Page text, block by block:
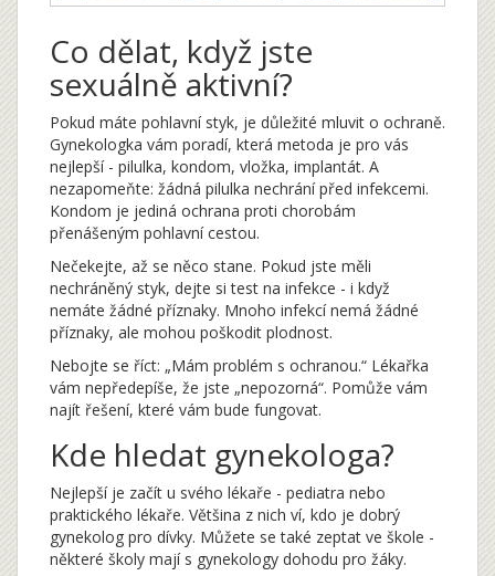
Co dělat, když jste
sexuálně aktivní?
Pokud máte pohlavní styk, je důležité mluvit o ochraně.
Gynekologka vám poradí, která metoda je pro vás
nejlepší - pilulka, kondom, vložka, implantát. A
nezapomeňte: žádná pilulka nechrání před infekcemi.
Kondom je jediná ochrana proti chorobám
přenášeným pohlavní cestou.
Nečekejte, až se něco stane. Pokud jste měli
nechráněný styk, dejte si test na infekce - i když
nemáte žádné příznaky. Mnoho infekcí nemá žádné
příznaky, ale mohou poškodit plodnost.
Nebojte se říct: „Mám problém s ochranou.“ Lékařka
vám nepředepíše, že jste „nepozorná“. Pomůže vám
najít řešení, které vám bude fungovat.
Kde hledat gynekologa?
Nejlepší je začít u svého lékaře - pediatra nebo
praktického lékaře. Většina z nich ví, kdo je dobrý
gynekolog pro dívky. Můžete se také zeptat ve škole -
některé školy mají s gynekology dohodu pro žáky.